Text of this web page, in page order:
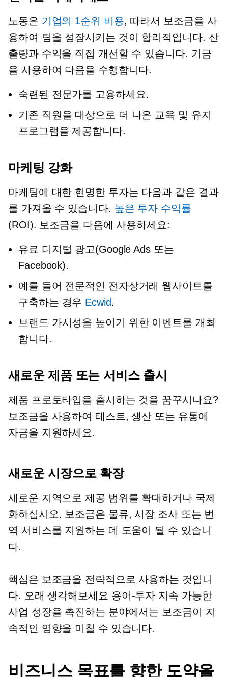
노동은 기업의 1순위 비용, 따라서 보조금을 사
용하여 팀을 성장시키는 것이 합리적입니다. 산
출량과 수익을 직접 개선할 수 있습니다. 기금
을 사용하여 다음을 수행합니다.
숙련된 전문가를 고용하세요.
기존 직원을 대상으로 더 나은 교육 및 유지
프로그램을 제공합니다.
마케팅 강화
마케팅에 대한 현명한 투자는 다음과 같은 결과
를 가져올 수 있습니다. 높은 투자 수익률
(ROI). 보조금을 다음에 사용하세요:
유료 디지털 광고(Google Ads 또는
Facebook).
예를 들어 전문적인 전자상거래 웹사이트를
구축하는 경우 Ecwid.
브랜드 가시성을 높이기 위한 이벤트를 개최
합니다.
새로운 제품 또는 서비스 출시
제품 프로토타입을 출시하는 것을 꿈꾸시나요?
보조금을 사용하여 테스트, 생산 또는 유통에
자금을 지원하세요.
새로운 시장으로 확장
새로운 지역으로 제공 범위를 확대하거나 국제
화하십시오. 보조금은 물류, 시장 조사 또는 번
역 서비스를 지원하는 데 도움이 될 수 있습니
다.
핵심은 보조금을 전략적으로 사용하는 것입니
다. 오래 생각해보세요 용어-투자 지속 가능한
사업 성장을 촉진하는 분야에서는 보조금이 지
속적인 영향을 미칠 수 있습니다.
비즈니스 목표를 향한 도약을